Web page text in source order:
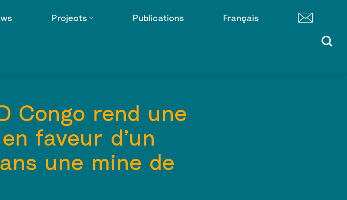
Projects Publications Français
Congo rend une
faveur d’un
une mine de